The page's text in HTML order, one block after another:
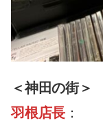
＜神田の街＞
羽根店長 ：